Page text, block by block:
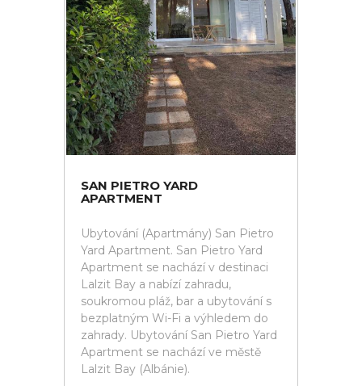
SAN PIETRO YARD
APARTMENT
Ubytování (Apartmány) San Pietro
Yard Apartment. San Pietro Yard
Apartment se nachází v destinaci
Lalzit Bay a nabízí zahradu,
soukromou pláž, bar a ubytování s
bezplatným Wi-Fi a výhledem do
zahrady. Ubytování San Pietro Yard
Apartment se nachází ve městě
Lalzit Bay (Albánie).